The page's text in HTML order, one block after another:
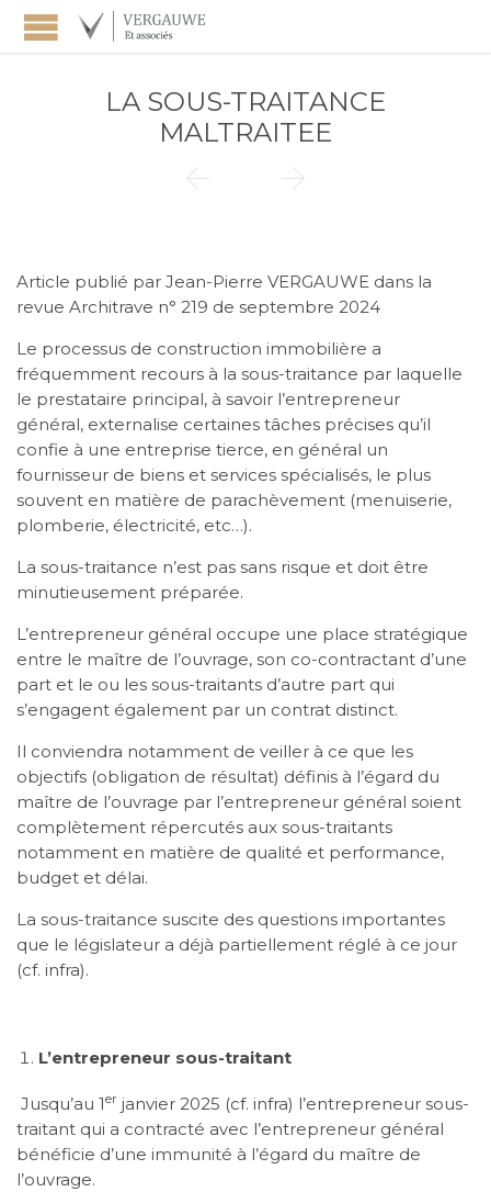
LA SOUS-TRAITANCE
MALTRAITEE
 
Article publié par Jean-Pierre VERGAUWE dans la
revue Architrave n° 219 de septembre 2024
Le processus de construction immobilière a
fréquemment recours à la sous-traitance par laquelle
le prestataire principal, à savoir l’entrepreneur
général, externalise certaines tâches précises qu’il
confie à une entreprise tierce, en général un
fournisseur de biens et services spécialisés, le plus
souvent en matière de parachèvement (menuiserie,
plomberie, électricité, etc…).
La sous-traitance n’est pas sans risque et doit être
minutieusement préparée.
L’entrepreneur général occupe une place stratégique
entre le maître de l’ouvrage, son co-contractant d’une
part et le ou les sous-traitants d’autre part qui
s’engagent également par un contrat distinct.
Il conviendra notamment de veiller à ce que les
objectifs (obligation de résultat) définis à l’égard du
maître de l’ouvrage par l’entrepreneur général soient
complètement répercutés aux sous-traitants
notamment en matière de qualité et performance,
budget et délai.
La sous-traitance suscite des questions importantes
que le législateur a déjà partiellement réglé à ce jour
(cf. infra).
L’entrepreneur sous-traitant
Jusqu’au 1er janvier 2025 (cf. infra) l’entrepreneur sous-
traitant qui a contracté avec l’entrepreneur général
bénéficie d’une immunité à l’égard du maître de
l’ouvrage.